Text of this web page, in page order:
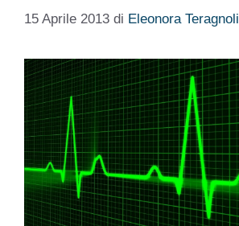
15 Aprile 2013 di Eleonora Teragnoli